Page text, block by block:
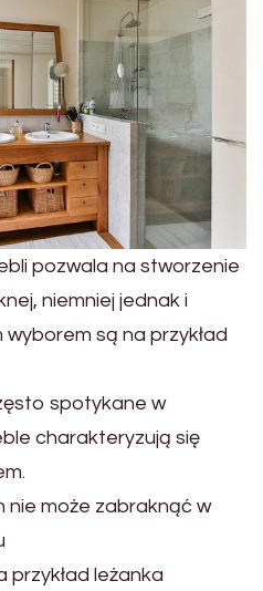
pozwala na stworzenie
niemniej jednak i
są na przykład
spotykane w
charakteryzują się
nie może zabraknąć w
leżanka